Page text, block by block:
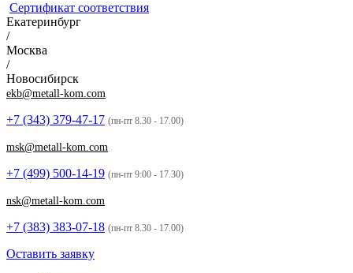
Сертификат соответствия
Екатеринбург
/
Москва
/
Новосибирск
ekb@metall-kom.com
+7 (343) 379-47-17 (пн-пт 8.30 - 17.00)
msk@metall-kom.com
+7 (499) 500-14-19 (пн-пт 9:00 - 17.30)
nsk@metall-kom.com
+7 (383) 383-07-18 (пн-пт 8.30 - 17.00)
Оставить заявку